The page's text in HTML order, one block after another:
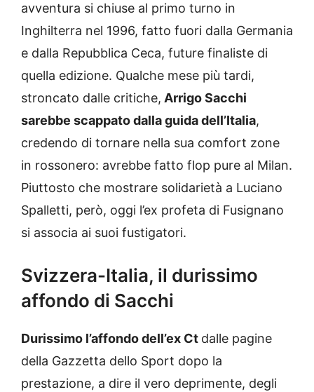
avventura si chiuse al primo turno in
Inghilterra nel 1996, fatto fuori dalla Germania
e dalla Repubblica Ceca, future finaliste di
quella edizione. Qualche mese più tardi,
stroncato dalle critiche, Arrigo Sacchi
sarebbe scappato dalla guida dell’Italia,
credendo di tornare nella sua comfort zone
in rossonero: avrebbe fatto flop pure al Milan.
Piuttosto che mostrare solidarietà a Luciano
Spalletti, però, oggi l’ex profeta di Fusignano
si associa ai suoi fustigatori.
Svizzera-Italia, il durissimo
affondo di Sacchi
Durissimo l’affondo dell’ex Ct dalle pagine
della Gazzetta dello Sport dopo la
prestazione, a dire il vero deprimente, degli